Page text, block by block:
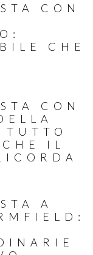
CON
CHE
CON
IL
A